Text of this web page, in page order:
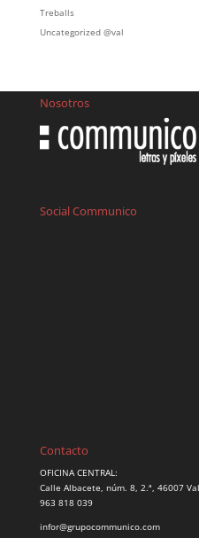
Treballs
Uncategorized @val
Nosotros
Social Communico
Contacto
OFICINA CENTRAL:
Calle Albacete, núm. 8, 2.ª, 46007
963 818 039
infor@grupocommunico.com